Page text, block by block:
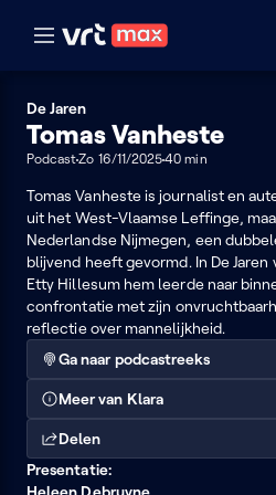
Naar hoofdinhoud Naar
De Jaren
Tomas Vanheste
PodcastZo 16/11/202540 min
Tomas Vanheste is journalist en
uit het West-Vlaamse Leffinge,
Nederlandse Nijmegen, een
blijvend heeft gevormd. In De
Etty Hillesum hem leerde naar
confrontatie met zijn
reflectie over mannelijkheid.
Ga naar podcastreeks
Meer van Klara
Delen
Presentatie: